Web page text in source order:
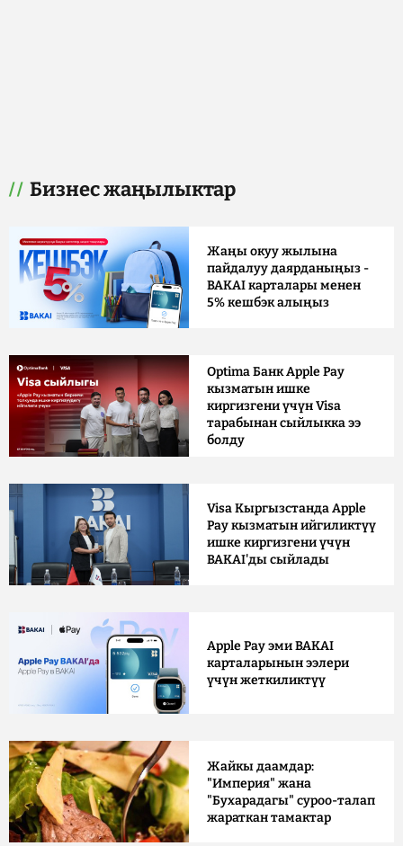
Бизнес жаңылыктар
Жаңы окуу жылына
пайдалуу даярданыңыз -
BAKAI карталары менен
5% кешбэк алыңыз
Optima Банк Apple Pay
кызматын ишке
киргизгени үчүн Visa
тарабынан сыйлыкка ээ
болду
Visa Кыргызстанда Apple
Pay кызматын ийгиликтүү
ишке киргизгени үчүн
BAKAI'ды сыйлады
Apple Pay эми BAKAI
карталарынын ээлери
үчүн жеткиликтүү
Жайкы даамдар:
"Империя" жана
"Бухарадагы" суроо-талап
жараткан тамактар